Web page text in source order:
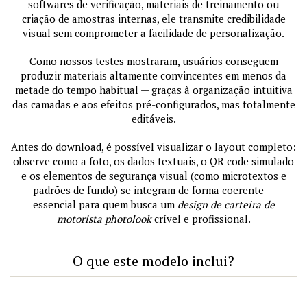
softwares de verificação, materiais de treinamento ou
criação de amostras internas, ele transmite credibilidade
visual sem comprometer a facilidade de personalização.
Como nossos testes mostraram, usuários conseguem
produzir materiais altamente convincentes em menos da
metade do tempo habitual — graças à organização intuitiva
das camadas e aos efeitos pré-configurados, mas totalmente
editáveis.
Antes do download, é possível visualizar o layout completo:
observe como a foto, os dados textuais, o QR code simulado
e os elementos de segurança visual (como microtextos e
padrões de fundo) se integram de forma coerente —
essencial para quem busca um design de carteira de
motorista photolookcrível e profissional.
O que este modelo inclui?